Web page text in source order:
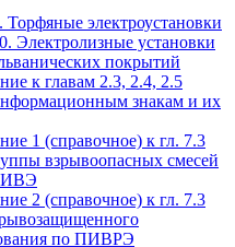
электроустановки
Электролизные установки
покрытий
к главам 2.3, 2.4, 2.5
знакам и их
1 (справочное) к гл. 7.3
взрывоопасных смесей
2 (справочное) к гл. 7.3
по ПИВРЭ